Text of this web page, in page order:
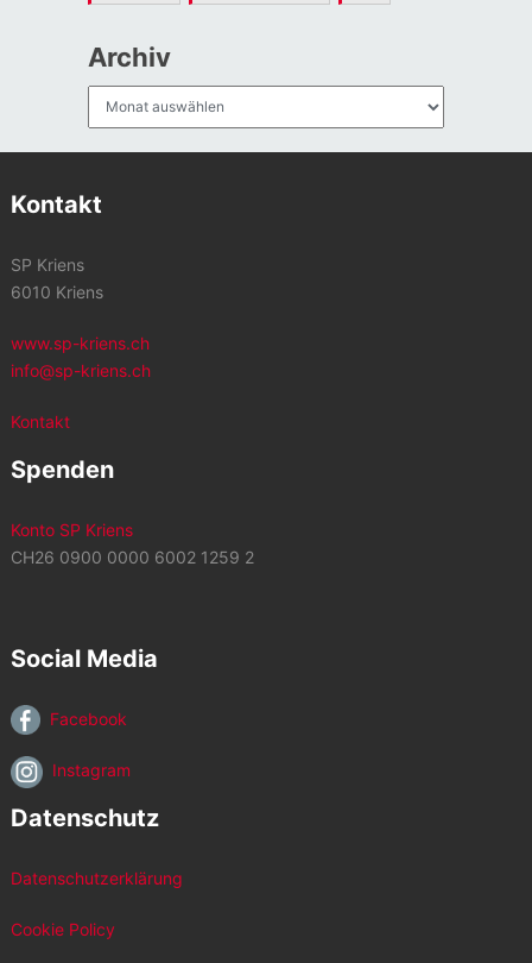
Archiv
Kontakt
SP Kriens
6010 Kriens
www.sp-kriens.ch
info@sp-kriens.ch
Kontakt
Spenden
Konto SP Kriens
CH26 0900 0000 6002 1259 2
Social Media
Facebook
Instagram
Datenschutz
Datenschutzerklärung
Cookie Policy